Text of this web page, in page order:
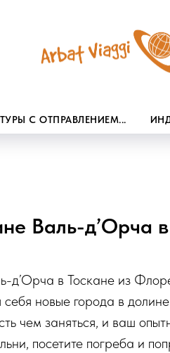
ТУРЫ С ОТПРАВЛЕНИЕМ...
Валь-д’Орча
в Тоскане из
новые города в
заняться, и ваш
посетите погреба и